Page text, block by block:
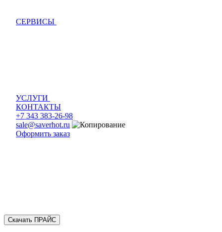
СЕРВИСЫ
УСЛУГИ
КОНТАКТЫ
+7 343 383-26-98
sale@saverhot.ru
Оформить заказ
Скачать ПРАЙС